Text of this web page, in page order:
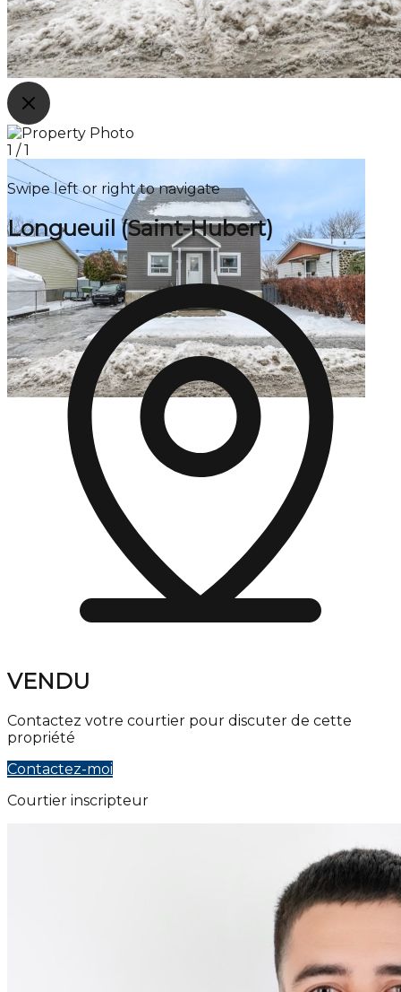
1 /1
Swipe left or right to navigate
Longueuil (Saint-Hubert)
VENDU
Contactez votre courtier pour discuter de cette
propriété
Contactez-moi
Courtier inscripteur